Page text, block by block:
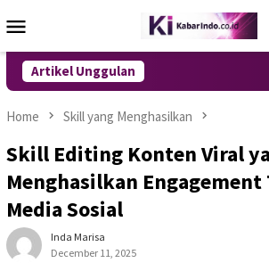
to
Menu
Artikel Unggulan
Home Skill yang Menghasilkan
Skill Editing Konten Viral
Menghasilkan
Media Sosial
Inda Marisa
December 11, 2025